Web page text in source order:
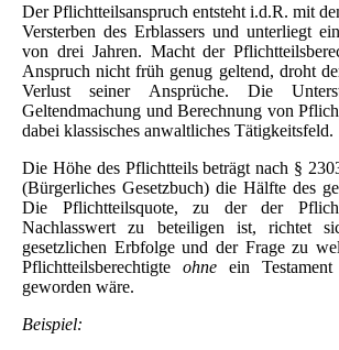
Der Pflichtteilsanspruch entsteht i.d.R. mit
Versterben des Erblassers und unterliegt
von drei Jahren. Macht der
Anspruch nicht früh genug geltend, droht
Verlust seiner Ansprüche. Die
Geltendmachung und Berechnung von
dabei klassisches anwaltliches Tätigkeitsfeld.
Die Höhe des Pflichtteils beträgt nach §
(Bürgerliches Gesetzbuch) die Hälfte des
Die Pflichtteilsquote, zu der der
Nachlasswert zu beteiligen ist, richtet
gesetzlichen Erbfolge und der Frage zu
Pflichtteilsberechtigte ohne ein
geworden wäre.
Beispiel: